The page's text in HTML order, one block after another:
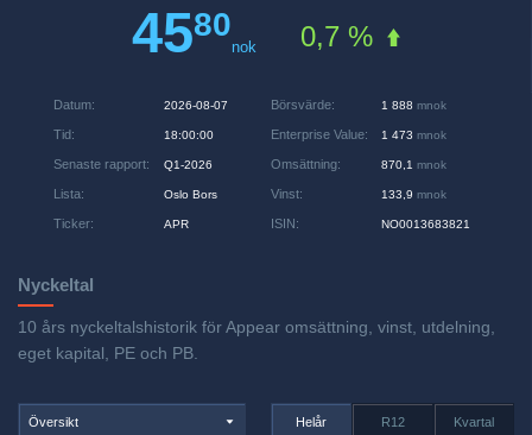
4580
nok 0,7 %
Datum: 2026-08-07
Tid: 18:00:00
Senaste rapport: Q1-2026
Lista: Oslo Bors
Ticker: APR
Börsvärde: 1 888 mnok
Enterprise Value: 1 473 mnok
Omsättning: 870,1 mnok
Vinst: 133,9 mnok
ISIN: NO0013683821
Nyckeltal
10 års nyckeltalshistorik för Appear omsättning, vinst, utdelning,
eget kapital, PE och PB.
Översikt Helår R12 Kvartal